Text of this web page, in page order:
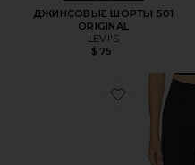
ДЖИНСОВЫЕ ШОРТЫ 501
ORIGINAL
LEVI'S
$75
Favorite